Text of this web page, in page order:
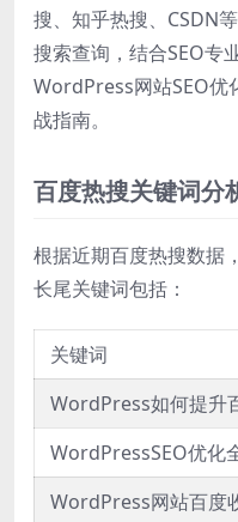
搜、知乎热搜、CSDN
搜索查询，结合SEO专
WordPress网站SEO优
战指南。
百度热搜关键词分
根据近期百度热搜数据
长尾关键词包括：
关键词
WordPress如何提升
WordPressSEO优化
WordPress网站百度